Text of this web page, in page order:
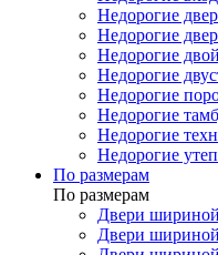
Недорогие
Недорогие
Недорогие
Недорогие
Недорогие
Недорогие
Недорогие
Недорогие
По размерам
По размерам
Двери
Двери